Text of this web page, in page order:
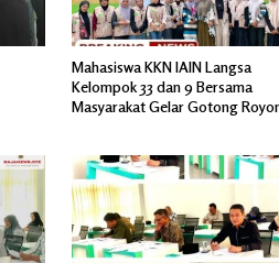
Mahasiswa KKN IAIN Langsa
Kelompok 33 dan 9 Bersama
Masyarakat Gelar Gotong